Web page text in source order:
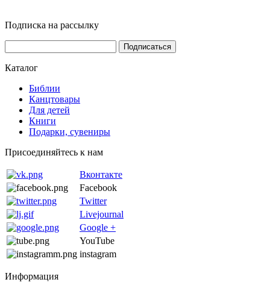
Подписка на рассылку
Каталог
Библии
Канцтовары
Для детей
Книги
Подарки, сувениры
Присоединяйтесь к нам
Вконтакте
Facebook
Twitter
Livejournal
Google +
YouTube
instagram
Информация